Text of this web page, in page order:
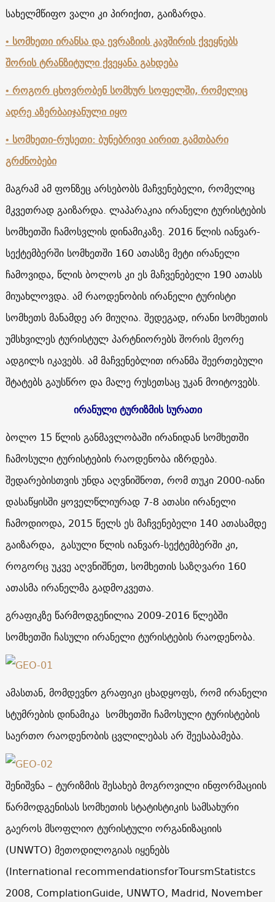
სახელმწიფო ვალი კი პირიქით, გაიზარდა.
• სომხეთი ირანსა და ევრაზიის კავშირის ქვეყნებს
შორის ტრანზიტული ქვეყანა გახდება
• როგორ ცხოვრობენ სომხურ სოფელში, რომელიც
ადრე აზერბაიჯანული იყო
• სომხეთი-რუსეთი: ბუნებრივი აირით გამთბარი
გრძნობები
მაგრამ ამ ფონზეც არსებობს მაჩვენებელი, რომელიც
მკვეთრად გაიზარდა. ლაპარაკია ირანელი ტურისტების
სომხეთში ჩამოსვლის დინამიკაზე. 2016 წლის იანვარ-
სექტემბერში სომხეთში 160 ათასზე მეტი ირანელი
ჩამოვიდა, წლის ბოლოს კი ეს მაჩვენებელი 190 ათასს
მიუახლოვდა. ამ რაოდენობის ირანელი ტურისტი
სომხეთს მანამდე არ მიუღია. შედეგად, ირანი სომხეთის
უმსხვილეს ტურისტულ პარტნიორებს შორის მეორე
ადგილს იკავებს. ამ მაჩვენებლით ირანმა შეერთებული
შტატებს გაუსწრო და მალე რუსეთსაც უკან მოიტოვებს.
ირანული ტურიზმის სურათი
ბოლო 15 წლის განმავლობაში ირანიდან სომხეთში
ჩამოსული ტურისტების რაოდენობა იზრდება.
შედარებისთვის უნდა აღვნიშნოთ, რომ თუკი 2000-იანი
დასაწყისში ყოველწლიურად 7-8 ათასი ირანელი
ჩამოდიოდა, 2015 წელს ეს მაჩვენებელი 140 ათასამდე
გაიზარდა, გასული წლის იანვარ-სექტემბერში კი,
როგორც უკვე აღვნიშნეთ, სომხეთის საზღვარი 160
ათასმა ირანელმა გადმოკვეთა.
გრაფიკზე წარმოდგენილია 2009-2016 წლებში
სომხეთში ჩასული ირანელი ტურისტების რაოდენობა.
ამასთან, მომდევნო გრაფიკი ცხადყოფს, რომ ირანელი
სტუმრების დინამიკა სომხეთში ჩამოსული ტურისტების
საერთო რაოდენობის ცვლილებას არ შეესაბამება.
შენიშვნა – ტურიზმის შესახებ მოგროვილი ინფორმაციის
წარმოდგენისას სომხეთის სტატისტიკის სამსახური
გაეროს მსოფლიო ტურისტული ორგანიზაციის
(UNWTO) მეთოდილოგიას იყენებს
(International recommendationsforToursmStatistcs
2008, ComplationGuide, UNWTO, Madrid, November